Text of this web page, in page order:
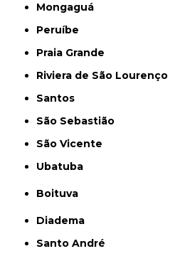
Mongaguá
Peruíbe
Praia Grande
Riviera de São Lourenço
Santos
São Sebastião
São Vicente
Ubatuba
Boituva
Diadema
Santo André